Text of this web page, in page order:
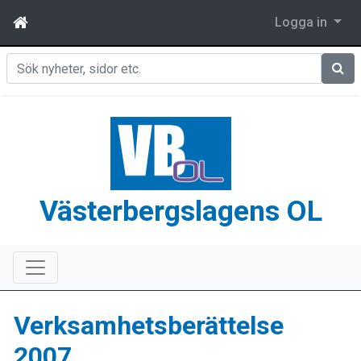
Logga in
Sök
Västerbergslagens OL
Verksamhetsberättelse